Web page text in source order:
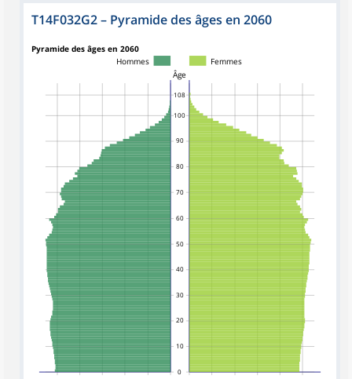
T14F032G2– Pyramide des âges en 2060
Pyramide des âges en 2060
Âge
0
10
20
30
40
50
60
70
80
90
100
108
Hommes Femmes